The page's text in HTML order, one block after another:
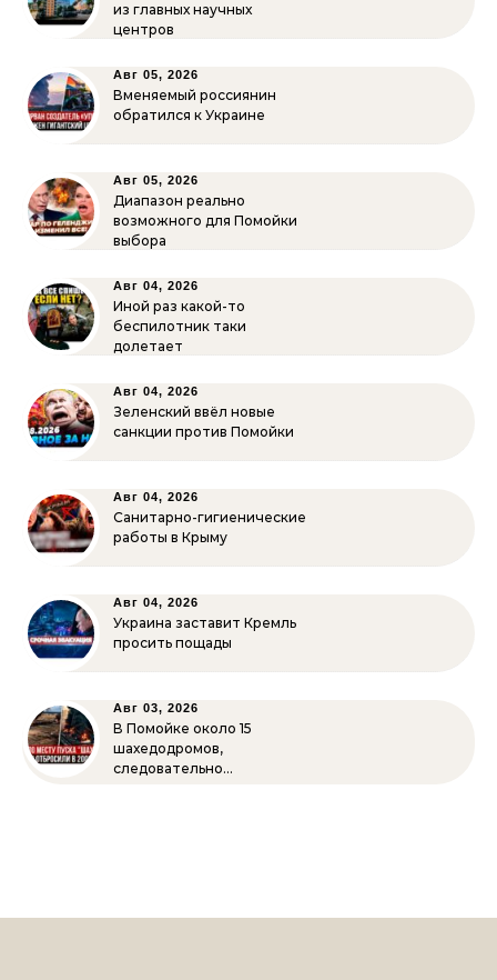
из главных научных
центров
Авг 05, 2026
Вменяемый россиянин
обратился к Украине
Авг 05, 2026
Диапазон реально
возможного для Помойки
выбора
Авг 04, 2026
Иной раз какой-то
беспилотник таки
долетает
Авг 04, 2026
Зеленский ввёл новые
санкции против Помойки
Авг 04, 2026
Санитарно-гигиенические
работы в Крыму
Авг 04, 2026
Украина заставит Кремль
просить пощады
Авг 03, 2026
В Помойке около 15
шахедодромов,
следовательно…